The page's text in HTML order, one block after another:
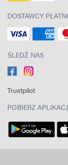
DOSTAWCY
ŚLEDŹ NAS
Trustpilot
POBIERZ